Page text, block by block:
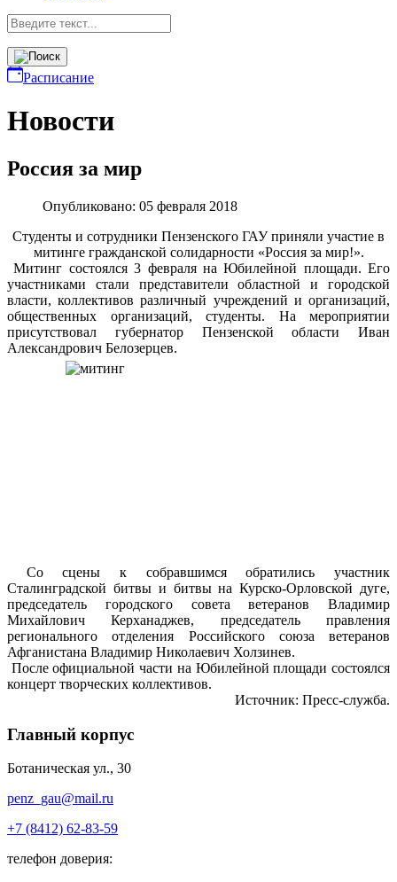
Расписание
Новости
Россия за мир
Опубликовано: 05 февраля 2018
Студенты и сотрудники Пензенского ГАУ приняли участие в
митинге гражданской солидарности «Россия за мир!».
Митинг состоялся 3 февраля на Юбилейной площади. Его
участниками стали представители областной и городской
власти, коллективов различный учреждений и организаций,
общественных организаций, студенты. На мероприятии
присутствовал губернатор Пензенской области Иван
Александрович Белозерцев.
Со сцены к собравшимся обратились участник
Сталинградской битвы и битвы на Курско-Орловской дуге,
председатель городского совета ветеранов Владимир
Михайлович Керханаджев, председатель правления
регионального отделения Российского союза ветеранов
Афганистана Владимир Николаевич Холзинев.
После официальной части на Юбилейной площади состоялся
концерт творческих коллективов.
Источник: Пресс-служба.
Главный корпус
Ботаническая ул., 30
penz_gau@mail.ru
+7 (8412) 62-83-59
телефон доверия: